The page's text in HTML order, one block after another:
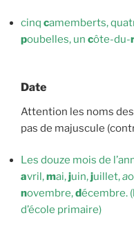
cinq camemberts,
poubelles, un côte-du-
Date
Attention les noms
pas de majuscule
Les douze mois de
avril,mai,juin,juillet,a
novembre,décembre.
d’école primaire)